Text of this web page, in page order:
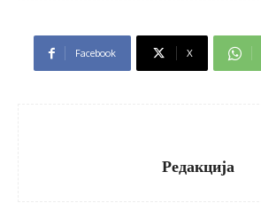
Facebook X
Редакција